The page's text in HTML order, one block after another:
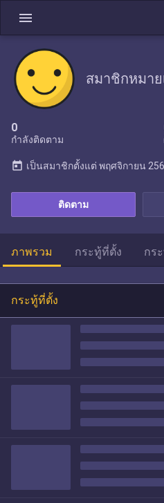
menu
สมาชิกหมาย
0
กำลังติดตาม
ติดตาม
today เป็นสมาชิกตั้งแต่ พฤศจิกายน
ภาพรวม กระทู้ที่ตั้ง กร
กระทู้ที่ตั้ง